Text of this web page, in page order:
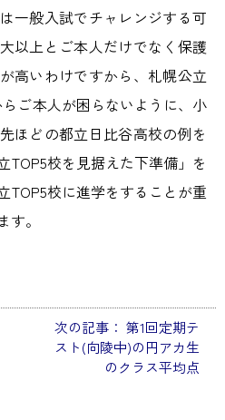
一般入試でチャレンジする可
以上とご本人だけでなく保護
高いわけですから、札幌公立
ご本人が困らないように、小
ほどの都立日比谷高校の例を
TOP5校を見据えた下準備」を
TOP5校に進学をすることが重
。
次の記事： 第1回定期テ
スト(向陵中)の円アカ生
のクラス平均点